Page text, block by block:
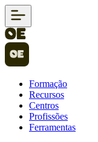
Formação
Recursos
Centros
Profissões
Ferramentas